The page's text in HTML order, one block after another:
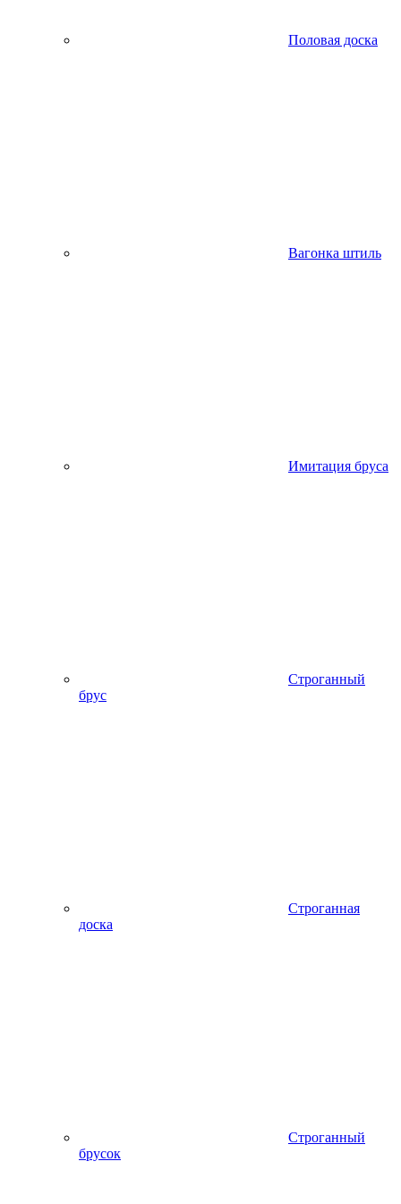
Половая доска
Вагонка штиль
Имитация бруса
Строганный
брус
Строганная
доска
Строганный
брусок